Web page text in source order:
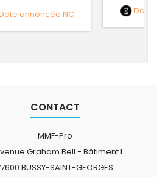
annoncée NC
Date
CONTACT
MMF-Pro
Graham Bell - Bâtiment I
BUSSY-SAINT-GEORGES